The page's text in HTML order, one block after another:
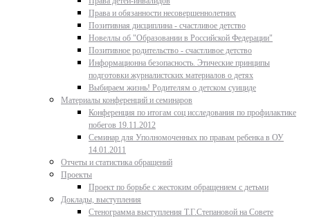
Права и обязанности несовершеннолетних
Позитивная дисциплина - счастливое детство
Новеллы об "Образовании в Российской Федерации"
Позитивное родительство - счастливое детство
Информационна безопасность. Этические принципы
подготовки журналистских материалов о детях
Выбираем жизнь! Родителям о детском суициде
Материалы конференций и семинаров
Конференция по итогам соц исследования по профилактике
побегов 19.11.2012
Семинар для Уполномоченных по правам ребенка в ОУ
14.01.2011
Отчеты и статистика обращений
Проекты
Проект по борьбе с жестоким обращением с детьми
Доклады, выступления
Стенограмма выступления Т.Г.Степановой на Совете